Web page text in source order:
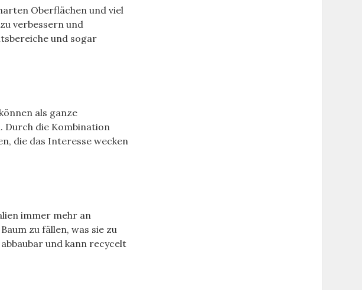
Oberflächen und viel
verbessern und
und sogar
als ganze
Durch die Kombination
die das Interesse wecken
immer mehr an
zu fällen, was sie zu
und kann recycelt